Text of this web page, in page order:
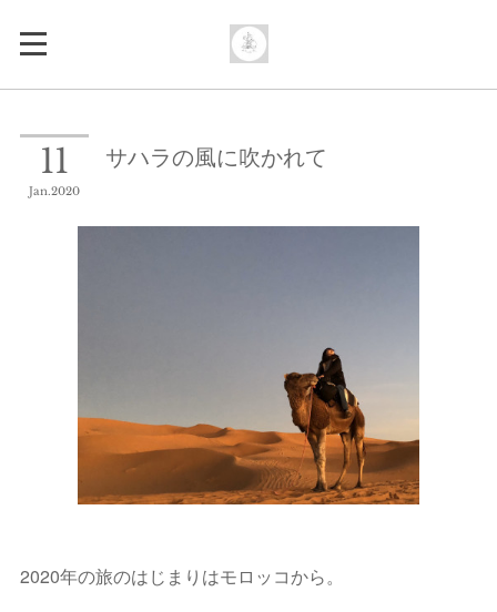
11
Jan 2020
サハラの風に吹かれて
2020年の旅のはじまりはモロッコから。